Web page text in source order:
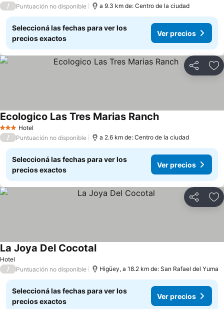
/
Puntuación no disponible a 9.3 km de: Centro de la ciudad
Seleccioná las fechas para ver los
precios exactos
Ver precios
Compartir
3 Estrellas
Hotel
Ecologico Las Tres Marias Ranch
/ Puntuación no disponible a 2.6 km de: Centro de la ciudad
Seleccioná las fechas para ver los
precios exactos
Ver precios
Compartir
Hotel
La Joya Del Cocotal
/ Puntuación no disponible Higüey, a 18.2 km de: San Rafael del Yuma
Seleccioná las fechas para ver los
precios exactos
Ver precios